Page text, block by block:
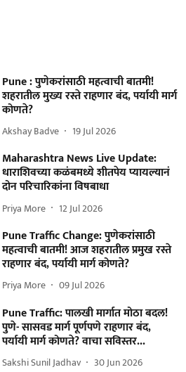
Pune : पुणेकरांसाठी महत्वाची बातमी!
शहरातील मुख्य रस्ते राहणार बंद, पर्यायी मार्ग
कोणते?
Akshay Badve 19 Jul 2026
Maharashtra News Live Update:
धाराशिवच्या कळंबमध्ये शीतपेय प्यायल्यानं
दोन परिचारिकांना विषबाधा
Priya More 12 Jul 2026
Pune Traffic Change: पुणेकरांसाठी
महत्वाची बातमी! आज शहरातील प्रमुख रस्ते
राहणार बंद, पर्यायी मार्ग कोणते?
Priya More 09 Jul 2026
Pune Traffic: पालखी मार्गात मोठा बदल!
पुणे- सासवड मार्ग पूर्णपणे राहणार बंद,
पर्यायी मार्ग कोणते? वाचा सविस्तर...
Sakshi Sunil Jadhav 30 Jun 2026